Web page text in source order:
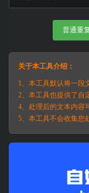
普通重
关于本工具介绍：
1、本工具默认将一段
2、本工具也提供了自
4、处理后的文本内容
5、本工具不会收集您